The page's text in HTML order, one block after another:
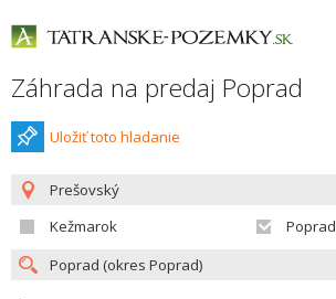
Záhrada na predaj Poprad
Uložiť toto hladanie
Prešovský
Kežmarok
Poprad